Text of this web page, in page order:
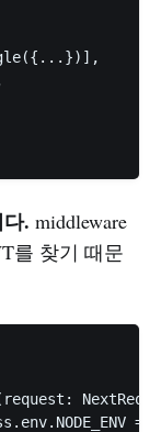
. middleware
를 찾기 때문